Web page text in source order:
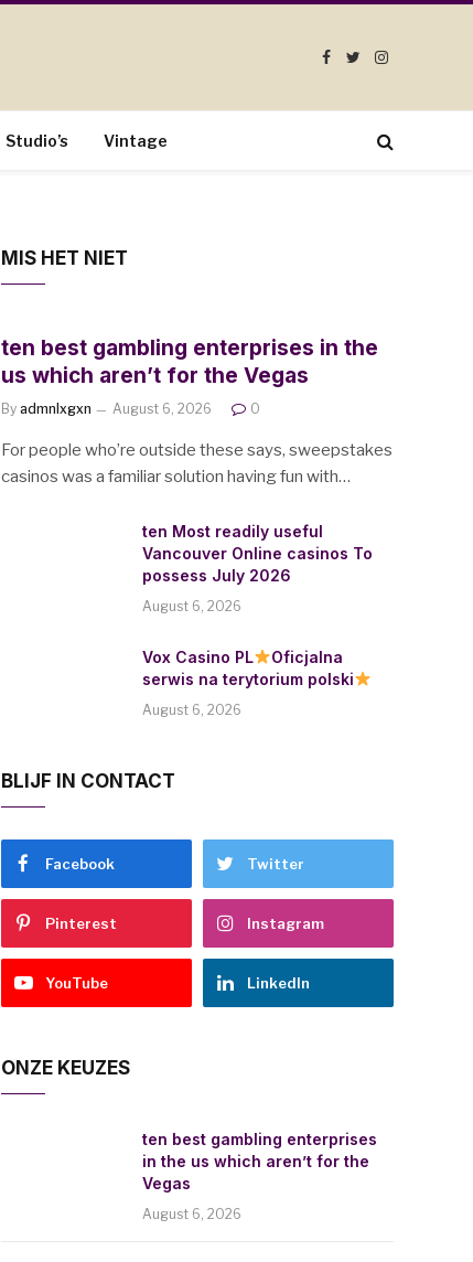
Facebook
TwitterInstagram
Studio’s Vintage
MIS HET NIET
ten best gambling enterprises in the
us which aren’t for the Vegas
By admnlxgxn August 6, 2026 0
For people who’re outside these says, sweepstakes
casinos was a familiar solution having fun with…
ten Most readily useful
Vancouver Online casinos To
possess July 2026
August 6, 2026
Vox Casino PL
Oficjalna
serwis na terytorium polski
August 6, 2026
BLIJF IN CONTACT
Facebook Twitter
Pinterest Instagram
YouTube LinkedIn
ONZE KEUZES
ten best gambling enterprises
in the us which aren’t for the
Vegas
August 6, 2026